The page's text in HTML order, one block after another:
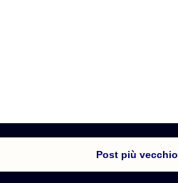
Post più vecchio